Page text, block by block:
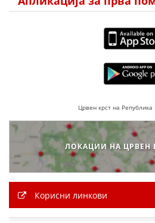
Црвен крст на Република
ЛОКАЦИИ НА ЦРВЕН
Корисни линкови